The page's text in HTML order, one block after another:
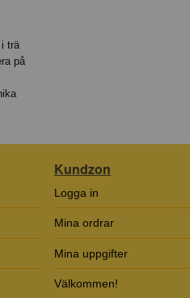
trä
på
Kundzon
Logga in
Mina ordrar
Mina uppgifter
Välkommen!